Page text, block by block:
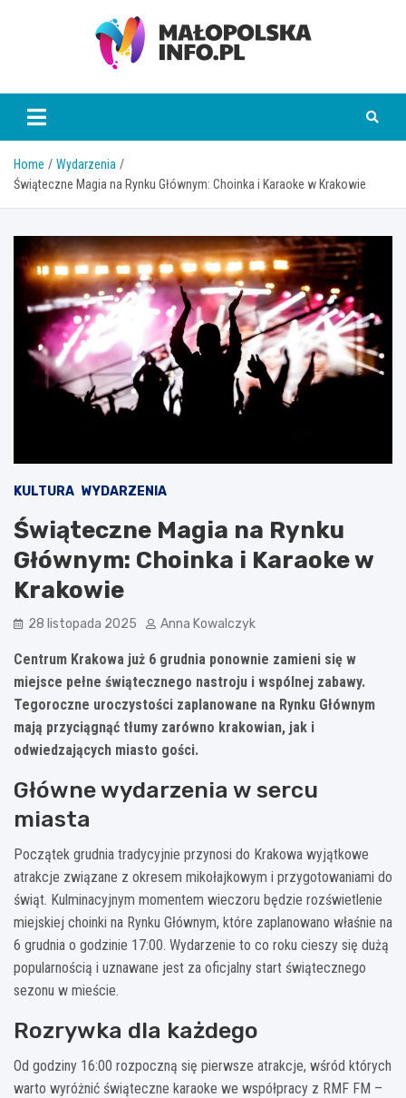
Małopolska Info
Home
Wydarzenia
Świąteczne Magia na Rynku Głównym: Choinka i Karaoke w Krakowie
KULTURA WYDARZENIA
Świąteczne Magia na Rynku
Głównym: Choinka i Karaoke w
Krakowie
28 listopada 2025 Anna Kowalczyk
Centrum Krakowa już 6 grudnia ponownie zamieni się w
miejsce pełne świątecznego nastroju i wspólnej zabawy.
Tegoroczne uroczystości zaplanowane na Rynku Głównym
mają przyciągnąć tłumy zarówno krakowian, jak i
odwiedzających miasto gości.
Główne wydarzenia w sercu
miasta
Początek grudnia tradycyjnie przynosi do Krakowa wyjątkowe
atrakcje związane z okresem mikołajkowym i przygotowaniami do
świąt. Kulminacyjnym momentem wieczoru będzie rozświetlenie
miejskiej choinki na Rynku Głównym, które zaplanowano właśnie na
6 grudnia o godzinie 17:00. Wydarzenie to co roku cieszy się dużą
popularnością i uznawane jest za oficjalny start świątecznego
sezonu w mieście.
Rozrywka dla każdego
Od godziny 16:00 rozpoczną się pierwsze atrakcje, wśród których
warto wyróżnić świąteczne karaoke we współpracy z RMF FM –